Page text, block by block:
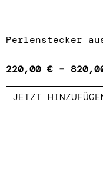
Perlenstecker
220,00 € –
JETZT